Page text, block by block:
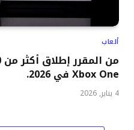
ألعاب
Xbox One في 2026.
4 يناير, 2026